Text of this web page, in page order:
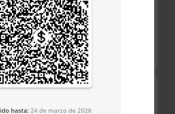
de la cadena de transmisión.
general de Salud del
señaló -según la agencia ABI-
menos 11 centros de salud realizan
y gratuitas de antígeno nasal. En
hasta 100 pruebas al día.